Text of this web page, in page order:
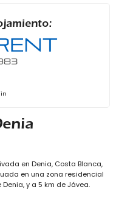
en Denia, Costa Blanca,
en una zona residencial
y a 5 km de Jávea.